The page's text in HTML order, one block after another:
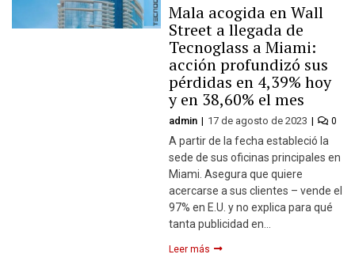
Mala acogida en Wall
Street a llegada de
Tecnoglass a Miami:
acción profundizó sus
pérdidas en 4,39% hoy
y en 38,60% el mes
admin 17 de agosto de 2023 0
A partir de la fecha estableció la
sede de sus oficinas principales en
Miami. Asegura que quiere
acercarse a sus clientes – vende el
97% en E.U. y no explica para qué
tanta publicidad en…
Leer más